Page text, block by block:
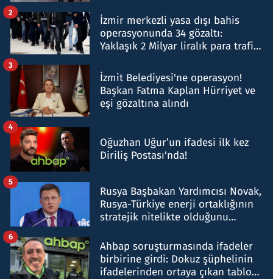
İzmir merkezli yasa dışı bahis
operasyonunda 34 gözaltı:
Yaklaşık 2 Milyar liralık para trafiği
2
İzmit Belediyesi'ne operasyon!
Başkan Fatma Kaplan Hürriyet ve
eşi gözaltına alındı
3
Oğuzhan Uğur’un ifadesi ilk kez
Diriliş Postası'nda!
4
Rusya Başbakan Yardımcısı Novak,
Rusya-Türkiye enerji ortaklığının
stratejik nitelikte olduğunu
5
Ahbap soruşturmasında ifadeler
birbirine girdi: Dokuz şüphelinin
ifadelerinden ortaya çıkan tablo
6